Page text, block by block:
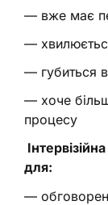
— вже має
—
— губиться
— хоче
процесу
для:
—